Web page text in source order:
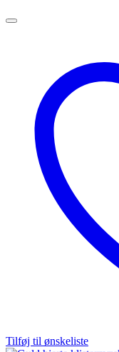
Tilføj til ønskeliste